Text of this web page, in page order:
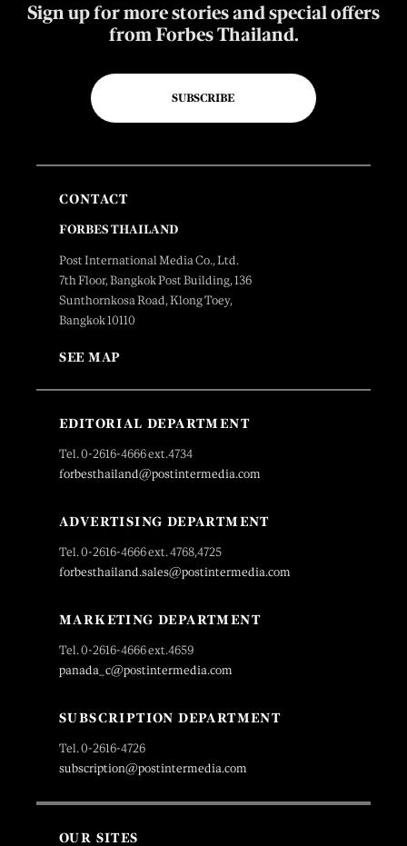
Sign up for more stories and special offers
from Forbes Thailand.
SUBSCRIBE
CONTACT
FORBES THAILAND
Post International Media Co., Ltd.
7th Floor, Bangkok Post Building, 136
Sunthornkosa Road, Klong Toey,
Bangkok 10110
SEE MAP
EDITORIAL DEPARTMENT
Tel. 0-2616-4666 ext.4734
forbesthailand@postintermedia.com
ADVERTISING DEPARTMENT
Tel. 0-2616-4666 ext. 4768,4725
forbesthailand.sales@postintermedia.com
MARKETING DEPARTMENT
Tel. 0-2616-4666 ext.4659
panada_c@postintermedia.com
SUBSCRIPTION DEPARTMENT
Tel. 0-2616-4726
subscription@postintermedia.com
OUR SITES